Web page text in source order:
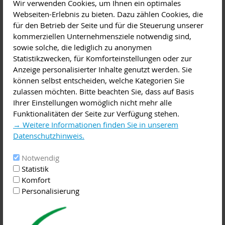
Wir verwenden Cookies, um Ihnen ein optimales
Webseiten-Erlebnis zu bieten. Dazu zählen Cookies, die
für den Betrieb der Seite und für die Steuerung unserer
kommerziellen Unternehmensziele notwendig sind,
sowie solche, die lediglich zu anonymen
Statistikzwecken, für Komforteinstellungen oder zur
Anzeige personalisierter Inhalte genutzt werden. Sie
können selbst entscheiden, welche Kategorien Sie
zulassen möchten. Bitte beachten Sie, dass auf Basis
Ihrer Einstellungen womöglich nicht mehr alle
Funktionalitäten der Seite zur Verfügung stehen.
→ Weitere Informationen finden Sie in unserem
Datenschutzhinweis.
Notwendig
Statistik
Komfort
Personalisierung
Familienbildung,Versammlung, Vortrag
Diese Veranstaltung im iCal-Format speichern
Ein neugeborenes Kind versucht von Anfang an, mit den
Bezugspersonen in Kontakt zu kommen. So reagiert es bereits
mit Bewegungen und einer gesteigerten Aufmerksamkeit.
Hier setzt ein Vortragsabend an, den der Caritas-
Familienstützpunkt in Miltenberg für interessierte Eltern
anbietet.
Alle Sinnessysteme sind nach der Geburt grundsätzlich
funktionsfähig, müssen jedoch noch in den folgenden
Elternseite passend unterstützt, kommuniziert es auf seine
Weise schon ganz früh. Die Veranstaltung des Caritas-
Familienstützpunktes vermittelt daher Informationen zur
Entwicklung des Kindes im ersten Lebensjahr. Die
und feinmotorischen Bewegungen, die Entwicklung der